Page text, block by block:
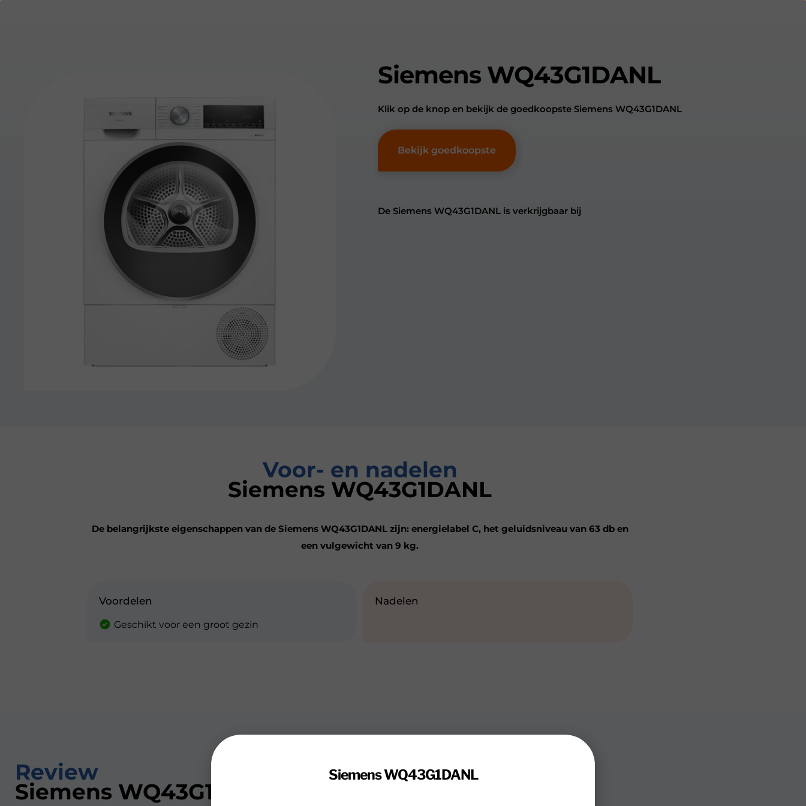
Siemens WQ43G1DANL
Klik op de knop en bekijk de goedkoopste Siemens WQ43G1DANL
Bekijk goedkoopste
De Siemens WQ43G1DANL is verkrijgbaar bij
Voor- en nadelen
Siemens WQ43G1DANL
De belangrijkste eigenschappen van de Siemens WQ43G1DANL zijn: energielabel C, het geluidsniveau van 63 db en
een vulgewicht van 9 kg.
Voordelen
Geschikt voor een groot gezin
Nadelen
Review
Siemens WQ43G1DANL
Siemens WQ43G1DANL